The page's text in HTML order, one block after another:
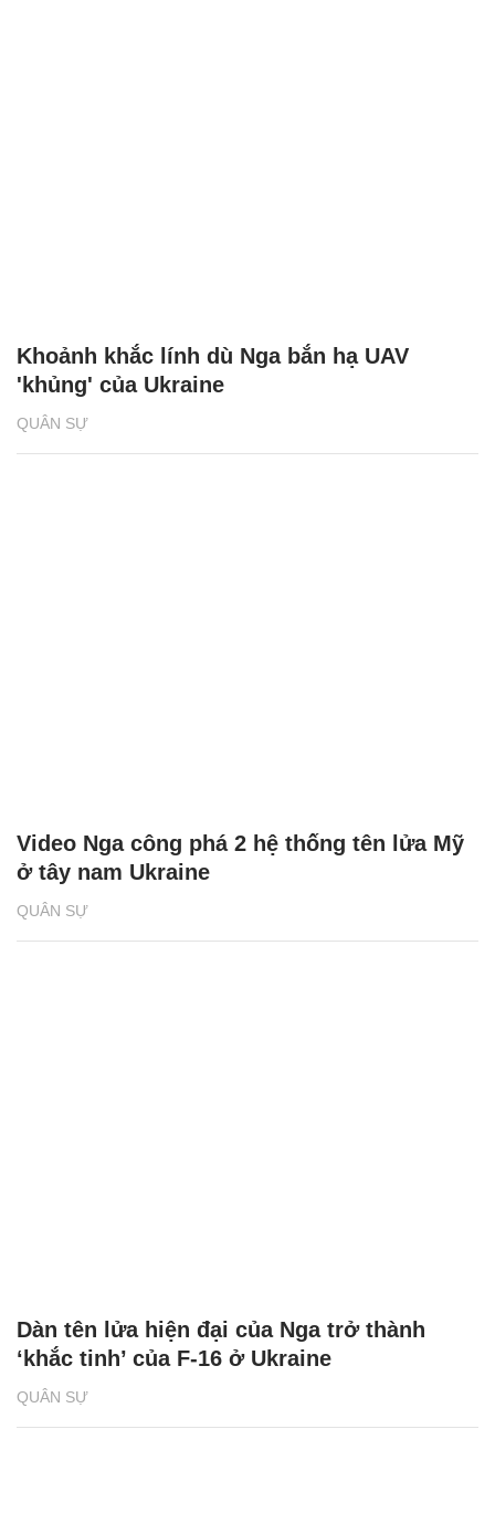
QUÂN SỰ
Khoảnh khắc lính dù Nga bắn hạ UAV
'khủng' của Ukraine
QUÂN SỰ
Video Nga công phá 2 hệ thống tên lửa Mỹ
ở tây nam Ukraine
QUÂN SỰ
Dàn tên lửa hiện đại của Nga trở thành
‘khắc tinh’ của F-16 ở Ukraine